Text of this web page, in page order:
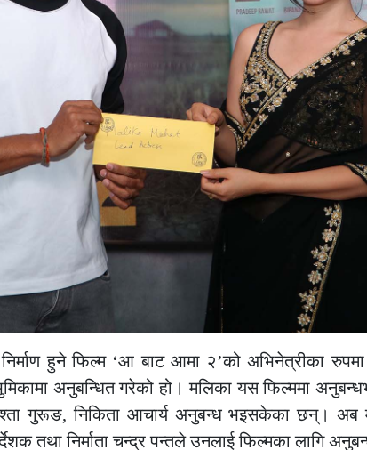
निर्माण हुने फिल्म ‘आ बाट आमा २’को अभिनेत्रीका
अनुबन्धित गरेको हो। मलिका यस फिल्ममा
गुरूङ, निकिता आचार्य अनुबन्ध भइसकेका छन्। अब
तथा निर्माता चन्द्र पन्तले उनलाई फिल्मका लागि